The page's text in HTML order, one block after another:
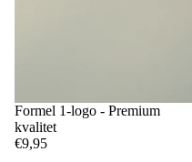
Formel 1-logo - Premium
kvalitet
€9,95